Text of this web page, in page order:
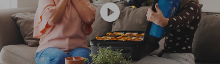
play_circle